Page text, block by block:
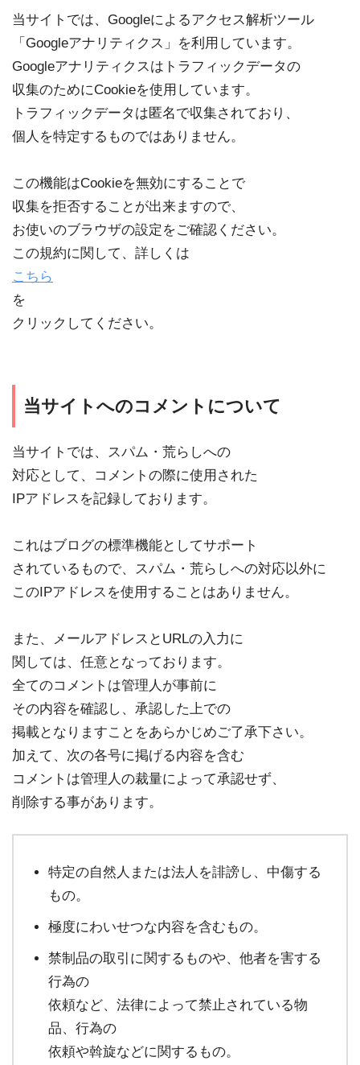
当サイトでは、Googleによるアクセス解析ツール
「Googleアナリティクス」を利用しています。
Googleアナリティクスはトラフィックデータの
収集のためにCookieを使用しています。
トラフィックデータは匿名で収集されており、
個人を特定するものではありません。
この機能はCookieを無効にすることで
収集を拒否することが出来ますので、
お使いのブラウザの設定をご確認ください。
この規約に関して、詳しくは
こちら
を
クリックしてください。
当サイトへのコメントについて
当サイトでは、スパム・荒らしへの
対応として、コメントの際に使用された
IPアドレスを記録しております。
これはブログの標準機能としてサポート
されているもので、スパム・荒らしへの対応以外に
このIPアドレスを使用することはありません。
また、メールアドレスとURLの入力に
関しては、任意となっております。
全てのコメントは管理人が事前に
その内容を確認し、承認した上での
掲載となりますことをあらかじめご了承下さい。
加えて、次の各号に掲げる内容を含む
コメントは管理人の裁量によって承認せず、
削除する事があります。
特定の自然人または法人を誹謗し、中傷する
もの。
極度にわいせつな内容を含むもの。
禁制品の取引に関するものや、他者を害する
行為の
依頼など、法律によって禁止されている物
品、行為の
依頼や斡旋などに関するもの。